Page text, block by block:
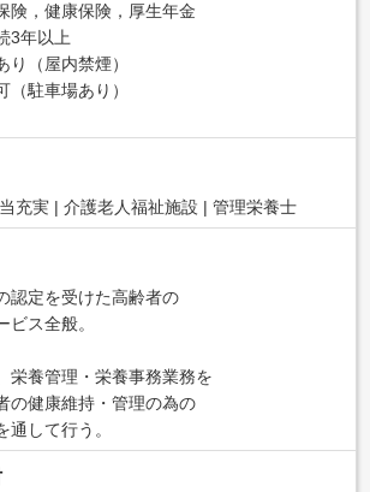
険，健康保険，厚生年金
3年以上
り（屋内禁煙）
（駐車場あり）
充実 | 介護老人福祉施設 | 管理栄養士
認定を受けた高齢者の
ス全般。
栄養管理・栄養事務業務を
の健康維持・管理の為の
して行う。